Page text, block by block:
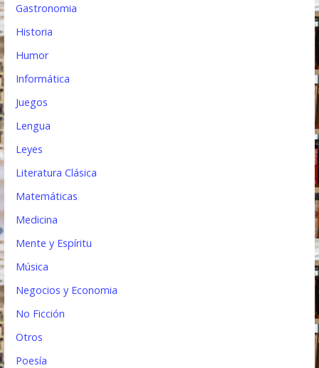
Gastronomia
Historia
Humor
Informática
Juegos
Lengua
Leyes
Literatura Clásica
Matemáticas
Medicina
Mente y Espíritu
Música
Negocios y Economia
No Ficción
Otros
Poesía